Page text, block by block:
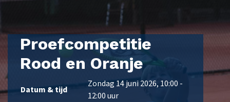
Proefcompetitie
Rood en Oranje
Datum & tijd
Zondag 14 juni 2026, 10:00 -
12:00 uur